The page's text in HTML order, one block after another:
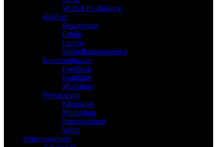
Work-Life-Balance
Karriere
Bewerbung
Erfolg
Lernen
Vorstellungsgespräch
Kommunikation
Feedback
Konflikte
Mediation
Psychologie
Kreativität
Motivation
Persönlichkeit
Werte
Organisationen